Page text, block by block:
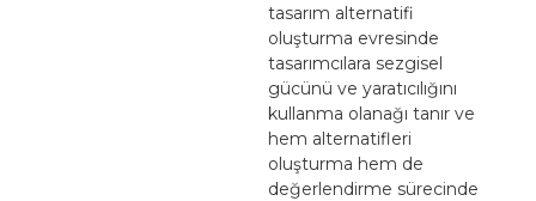
tasarım alternatifi
oluşturma evresinde
tasarımcılara sezgisel
gücünü ve yaratıcılığını
kullanma olanağı tanır ve
hem alternatifleri
oluşturma hem de
değerlendirme sürecinde